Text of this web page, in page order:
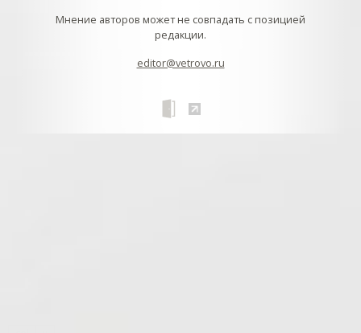
Мнение авторов может не совпадать с позицией
редакции.
editor@vetrovo.ru